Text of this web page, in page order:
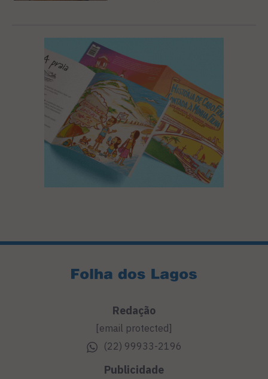
Redação
[email protected]
(22) 99933-2196
Publicidade